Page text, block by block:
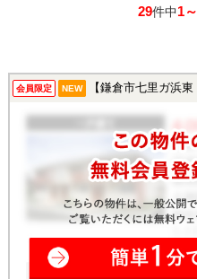
29件中1
会員限定 NEW 【鎌倉市七里ガ浜東